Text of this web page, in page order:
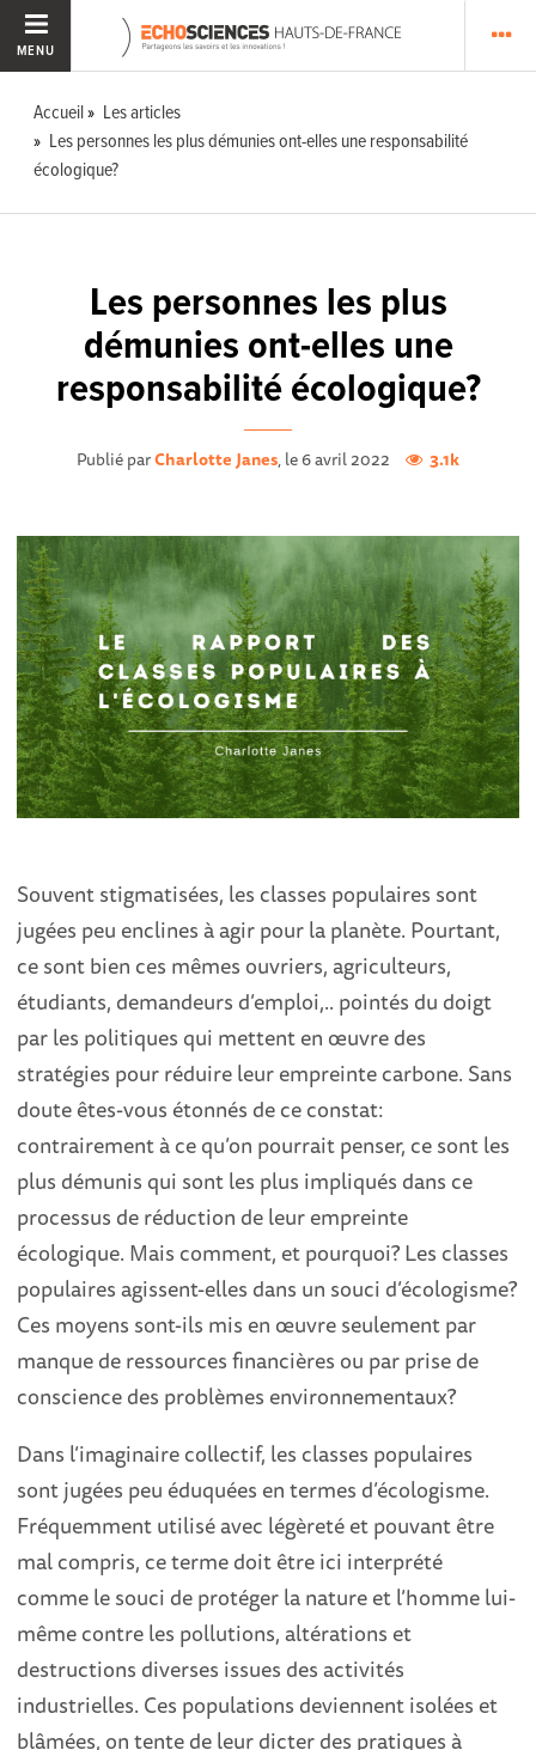
MENU
Accueil
Les articles
Les personnes les plus démunies ont-elles une responsabilité
écologique?
Les personnes les plus
démunies ont-elles une
responsabilité écologique?
Publié parCharlotte Janes, le 6 avril 2022 3.1k
Souvent stigmatisées, les classes populaires sont
jugées peu enclines à agir pour la planète. Pourtant,
ce sont bien ces mêmes ouvriers, agriculteurs,
étudiants, demandeurs d’emploi,.. pointés du doigt
par les politiques qui mettent en œuvre des
stratégies pour réduire leur empreinte carbone. Sans
doute êtes-vous étonnés de ce constat:
contrairement à ce qu’on pourrait penser, ce sont les
plus démunis qui sont les plus impliqués dans ce
processus de réduction de leur empreinte
écologique. Mais comment, et pourquoi? Les classes
populaires agissent-elles dans un souci d’écologisme?
Ces moyens sont-ils mis en œuvre seulement par
manque de ressources financières ou par prise de
conscience des problèmes environnementaux?
Dans l’imaginaire collectif, les classes populaires
sont jugées peu éduquées en termes d’écologisme.
Fréquemment utilisé avec légèreté et pouvant être
mal compris, ce terme doit être ici interprété
comme le souci de protéger la nature et l’homme lui-
même contre les pollutions, altérations et
destructions diverses issues des activités
industrielles. Ces populations deviennent isolées et
blâmées, on tente de leur dicter des pratiques à